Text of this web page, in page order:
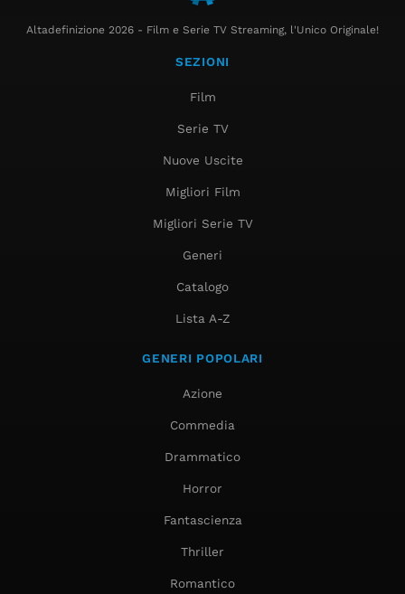
Altadefinizione 2026 - Film e Serie TV Streaming, l'Unico Originale!
SEZIONI
Film
Serie TV
Nuove Uscite
Migliori Film
Migliori Serie TV
Generi
Catalogo
Lista A-Z
GENERI POPOLARI
Azione
Commedia
Drammatico
Horror
Fantascienza
Thriller
Romantico